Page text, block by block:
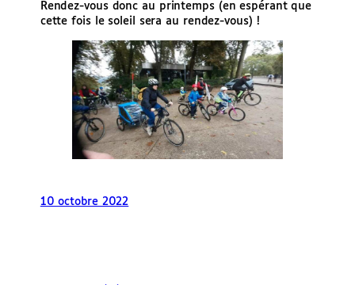
Rendez-vous donc au printemps (en espérant que
cette fois le soleil sera au rendez-vous) !
10 octobre 2022